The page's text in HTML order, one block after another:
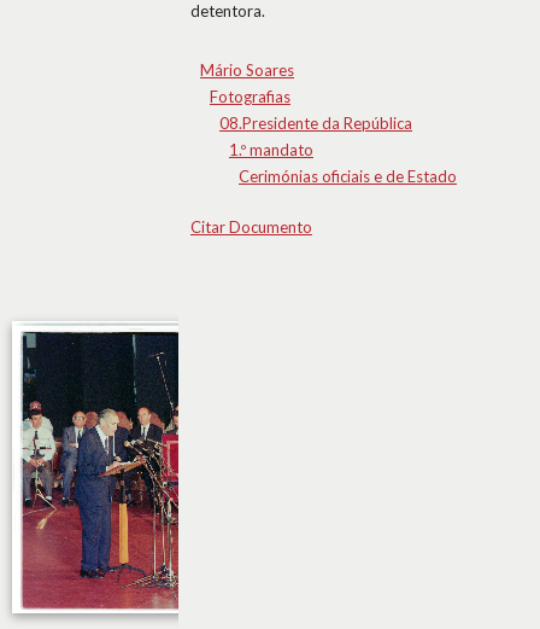
detentora.
Mário Soares
Fotografias
08.Presidente da República
1.º mandato
Cerimónias oficiais e de Estado
Citar Documento